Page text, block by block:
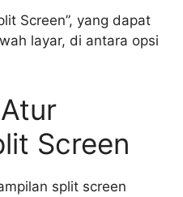
Screen”, yang dapat
layar, di antara opsi
Screen
split screen